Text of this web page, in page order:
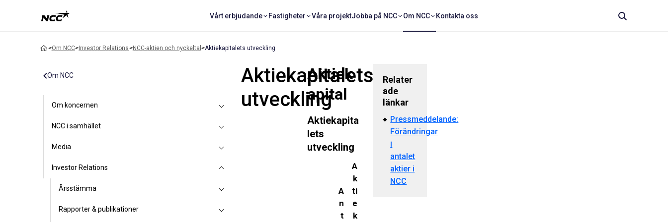
Vårt erbjudande Fastigheter Våra projektJobba på NCC Om NCC Kontakta oss
Om NCC Investor Relations NCC-aktien och nyckeltal Aktiekapitalets utveckling
Om NCC
Om koncernen
NCC i samhället
Media
Investor Relations
Årsstämma
Rapporter & publikationer
Aktiekapitalets
utveckling
Aktiek
apital
Aktiekapita
lets
utveckling
A
n
t
A
k
ti
e
k
Relater
ade
länkar
Pressmeddelande:
Förändringar
i
antalet
aktier i
NCC